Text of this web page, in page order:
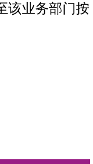
该业务部门按